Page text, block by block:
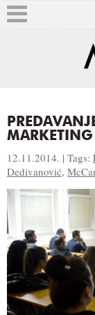
12.11.2014. | Tags:
Dedivanović,